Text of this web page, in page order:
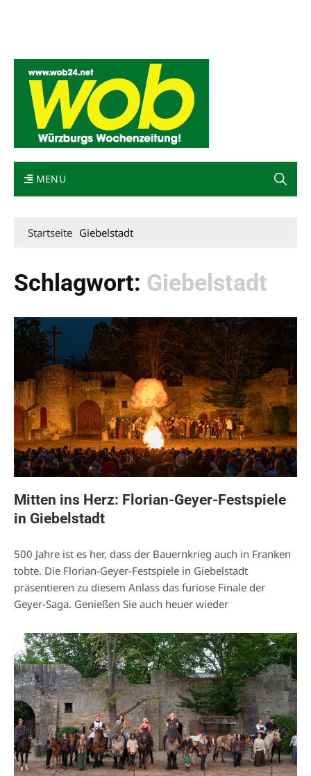
MENU
Startseite Giebelstadt
Schlagwort: Giebelstadt
Mitten ins Herz: Florian-Geyer-Festspiele
in Giebelstadt
500 Jahre ist es her, dass der Bauernkrieg auch in Franken
tobte. Die Florian-Geyer-Festspiele in Giebelstadt
präsentieren zu diesem Anlass das furiose Finale der
Geyer-Saga. Genießen Sie auch heuer wieder